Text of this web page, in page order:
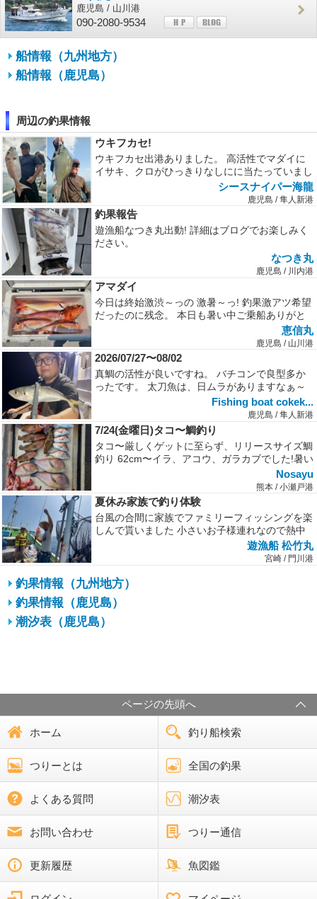
鹿児島 / 山川港
090-2080-9534
船情報（九州地方）
船情報（鹿児島）
周辺の釣果情報
ウキフカセ!
ウキフカセ出港ありました。 高活性でマダイに
イサキ、クロがひっきりなしにに当たっていまし
シースナイパー海龍
鹿児島 / 隼人新港
釣果報告
遊漁船なつき丸出動! 詳細はブログでお楽しみく
ださい。
なつき丸
鹿児島 / 川内港
アマダイ
今日は終始激渋～っの 激暑～っ! 釣果激アツ希望
だったのに残念。 本日も暑い中ご乗船ありがと
恵信丸
鹿児島 / 山川港
2026/07/27〜08/02
真鯛の活性が良いですね。 バチコンで良型多か
ったです。 太刀魚は、日ムラがありますなぁ～
Fishing boat cokek...
鹿児島 / 隼人新港
7/24(金曜日)タコ〜鯛釣り
タコ〜厳しくゲットに至らず、リリースサイズ鯛
釣り 62cm〜イラ、アコウ、ガラカブでした!暑い
Nosayu
熊本 / 小瀬戸港
夏休み家族で釣り体験
台風の合間に家族でファミリーフィッシングを楽
しんで貰いました 小さいお子様連れなので熱中
症に成らない様に氷で冷やしなが...遊漁船 松竹丸
宮崎 / 門川港
釣果情報（九州地方）
釣果情報（鹿児島）
潮汐表（鹿児島）
ページの先頭へ
ホーム 釣り船検索
つりーとは 全国の釣果
よくある質問 潮汐表
お問い合わせ つりー通信
更新履歴 魚図鑑